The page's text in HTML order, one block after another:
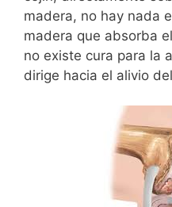
madera, no hay nada
madera que absorba
no existe cura para la
dirige hacia el alivio